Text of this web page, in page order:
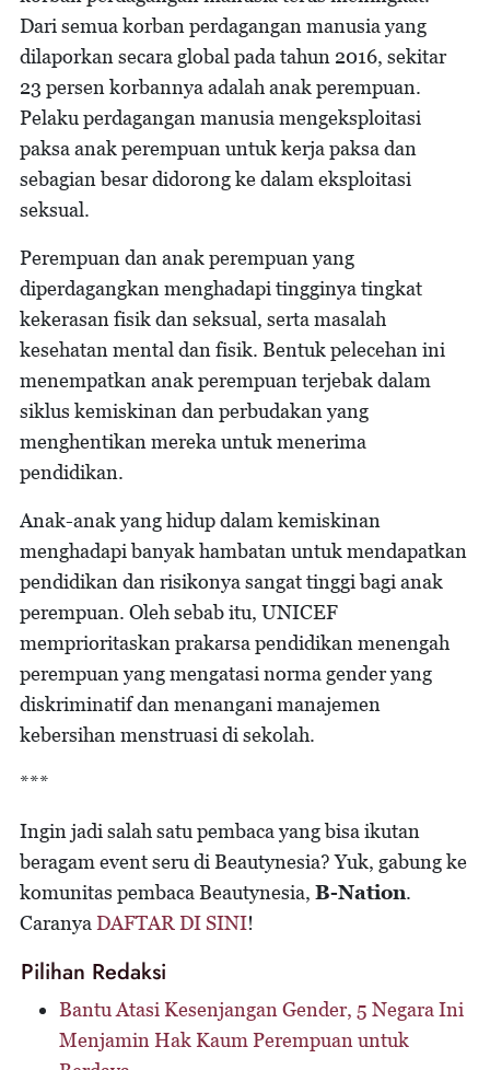
Dari semua korban perdagangan manusia yang
dilaporkan secara global pada tahun 2016, sekitar
23 persen korbannya adalah anak perempuan.
Pelaku perdagangan manusia mengeksploitasi
paksa anak perempuan untuk kerja paksa dan
sebagian besar didorong ke dalam eksploitasi
seksual.
Perempuan dan anak perempuan yang
diperdagangkan menghadapi tingginya tingkat
kekerasan fisik dan seksual, serta masalah
kesehatan mental dan fisik. Bentuk pelecehan ini
menempatkan anak perempuan terjebak dalam
siklus kemiskinan dan perbudakan yang
menghentikan mereka untuk menerima
pendidikan.
Anak-anak yang hidup dalam kemiskinan
menghadapi banyak hambatan untuk mendapatkan
pendidikan dan risikonya sangat tinggi bagi anak
perempuan. Oleh sebab itu, UNICEF
memprioritaskan prakarsa pendidikan menengah
perempuan yang mengatasi norma gender yang
diskriminatif dan menangani manajemen
kebersihan menstruasi di sekolah.
***
Ingin jadi salah satu pembaca yang bisa ikutan
beragam event seru di Beautynesia? Yuk, gabung ke
komunitas pembaca Beautynesia, B-Nation.
Caranya DAFTAR DI SINI!
Pilihan Redaksi
Bantu Atasi Kesenjangan Gender, 5 Negara Ini
Menjamin Hak Kaum Perempuan untuk